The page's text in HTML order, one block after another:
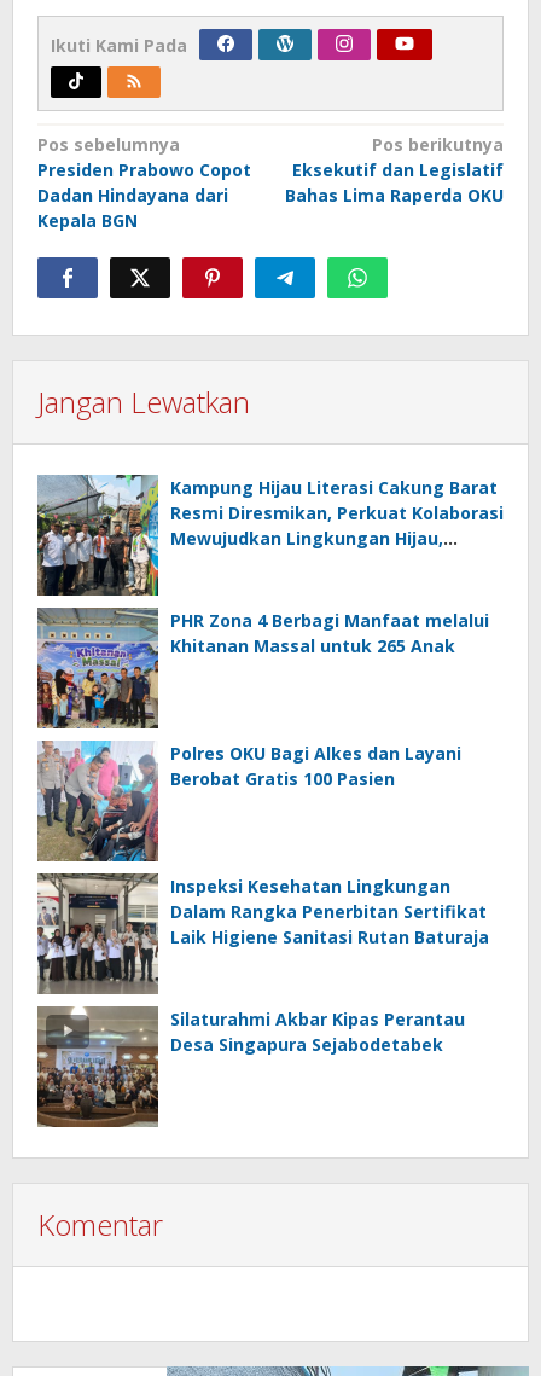
Ikuti Kami Pada
Navigasi
pos
Pos sebelumnya
Presiden Prabowo Copot
Dadan Hindayana dari
Kepala BGN
Pos berikutnya
Eksekutif dan Legislatif
Bahas Lima Raperda OKU
Jangan Lewatkan
Kampung Hijau Literasi Cakung Barat
Resmi Diresmikan, Perkuat Kolaborasi
Mewujudkan Lingkungan Hijau,
PHR Zona 4 Berbagi Manfaat melalui
Khitanan Massal untuk 265 Anak
Polres OKU Bagi Alkes dan Layani
Berobat Gratis 100 Pasien
Inspeksi Kesehatan Lingkungan
Dalam Rangka Penerbitan Sertifikat
Laik Higiene Sanitasi Rutan Baturaja
Silaturahmi Akbar Kipas Perantau
Desa Singapura Sejabodetabek
Komentar